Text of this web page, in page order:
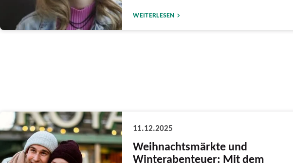
WEITERLESEN
11.12.2025
Weihnachtsmärkte und
Winterabenteuer: Mit dem